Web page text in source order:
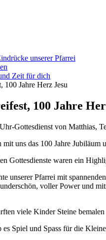
unserer Pfarrei
Zeit für dich
Jahre Herz Jesu
100 Jahre
Gottesdienst von Matthias,
uns das 100 Jahre
Gottesdienste waren ein
unserer Pfarrei mit
voller Power und
viele Kinder Steine
es Spiel und Spass für die